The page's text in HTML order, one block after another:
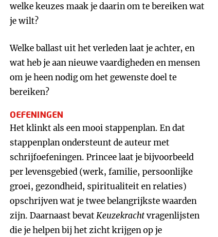
welke keuzes maak je daarin om te bereiken wat
je wilt?
Welke ballast uit het verleden laat je achter, en
wat heb je aan nieuwe vaardigheden en mensen
om je heen nodig om het gewenste doel te
bereiken?
OEFENINGEN
Het klinkt als een mooi stappenplan. En dat
stappenplan ondersteunt de auteur met
schrijfoefeningen. Princee laat je bijvoorbeeld
per levensgebied (werk, familie, persoonlijke
groei, gezondheid, spiritualiteit en relaties)
opschrijven wat je twee belangrijkste waarden
zijn. Daarnaast bevatKeuzekrachtvragenlijsten
die je helpen bij het zicht krijgen op je